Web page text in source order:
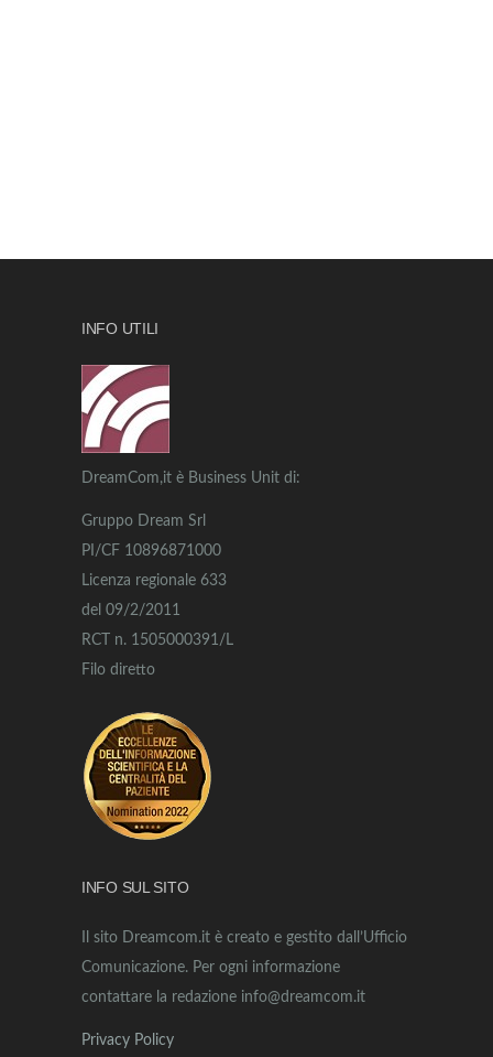
INFO UTILI
DreamCom,it è Business Unit di:
Gruppo Dream Srl
PI/CF 10896871000
Licenza regionale 633
del 09/2/2011
RCT n. 1505000391/L
Filo diretto
INFO SUL SITO
Il sito Dreamcom.it è creato e gestito dall’Ufficio
Comunicazione. Per ogni informazione
contattare la redazione info@dreamcom.it
Privacy Policy